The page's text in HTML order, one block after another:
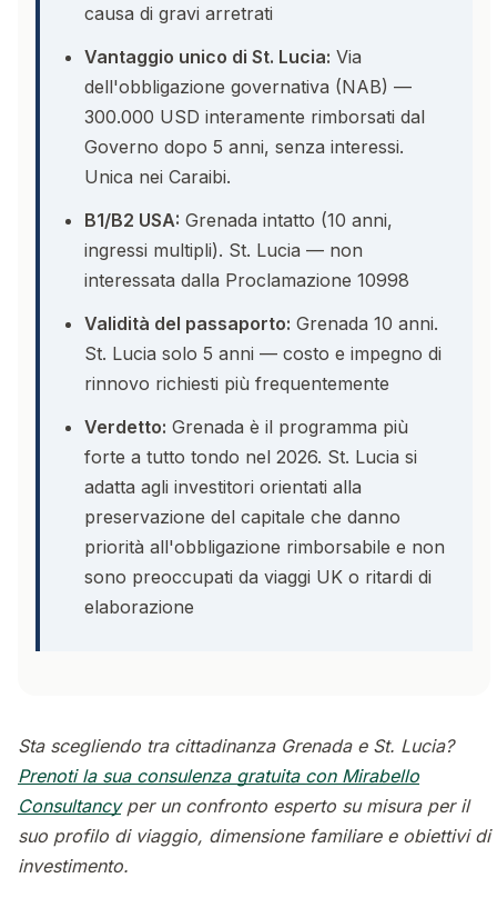
causa di gravi arretrati
Vantaggio unico di St. Lucia: Via
dell'obbligazione governativa (NAB) —
300.000 USD interamente rimborsati dal
Governo dopo 5 anni, senza interessi.
Unica nei Caraibi.
B1/B2 USA: Grenada intatto (10 anni,
ingressi multipli). St. Lucia — non
interessata dalla Proclamazione 10998
Validità del passaporto: Grenada 10 anni.
St. Lucia solo 5 anni — costo e impegno di
rinnovo richiesti più frequentemente
Verdetto: Grenada è il programma più
forte a tutto tondo nel 2026. St. Lucia si
adatta agli investitori orientati alla
preservazione del capitale che danno
priorità all'obbligazione rimborsabile e non
sono preoccupati da viaggi UK o ritardi di
elaborazione
Sta scegliendo tra cittadinanza Grenada e St. Lucia?
Prenoti la sua consulenza gratuita con Mirabello
Consultancyper un confronto esperto su misura per il
suo profilo di viaggio, dimensione familiare e obiettivi di
investimento.